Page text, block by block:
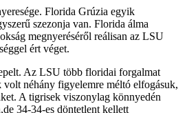
Florida Grúzia egyik
szezonja van. Florida álma
megnyeréséről reálisan az LSU
ért véget.
Az LSU több floridai forgalmat
néhány figyelemre méltó elfogásuk,
A tigrisek viszonylag könnyedén
34-34-es döntetlent kellett